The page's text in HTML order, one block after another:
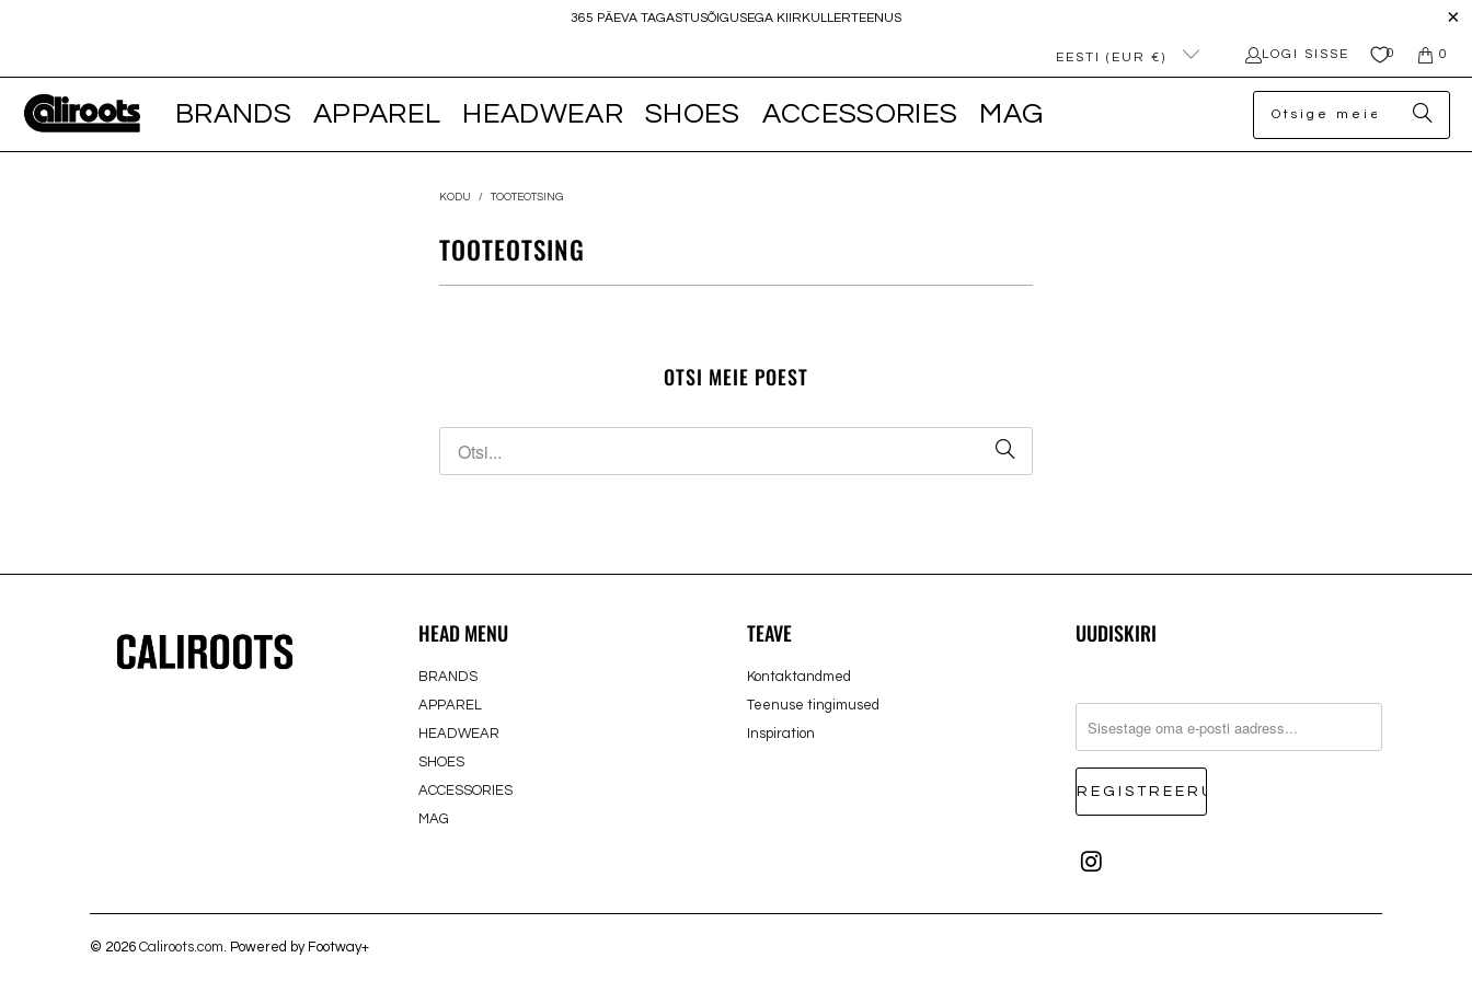
365 PÄEVA TAGASTUSÕIGUSEGA KIIRKULLERTEENUS
EESTI (EUR €) LOGI SISSE 0 0
BRANDS APPAREL HEADWEAR SHOES ACCESSORIES MAG
KODU / TOOTEOTSING
TOOTEOTSING
OTSI MEIE POEST
HEAD MENU
BRANDS
APPAREL
HEADWEAR
SHOES
ACCESSORIES
MAG
TEAVE
Kontaktandmed
Teenuse tingimused
Inspiration
UUDISKIRI
© 2026 Caliroots.com. Powered by Footway+